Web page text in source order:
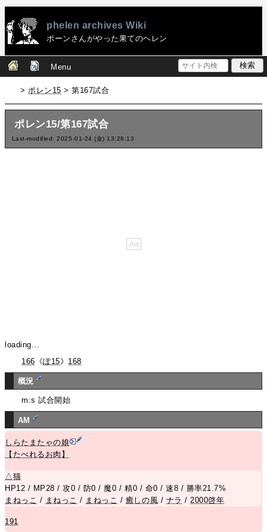
phelen archives Wiki
ポーンさんがやった果てのヘレン
Menu
>ポレン15 > 第167試合
ポレン15/第167試合
Last-modified: 2025-01-24 (金) 13:28:13
loading...
166 《ぽ15》 168
概況
m:s 試合開始
AM
しらたまたゃの娘
【たべれるお肉】
△ 猫
HP12 / MP28 / 攻0 / 防0 / 魔0 / 精0 / 命0 / 速8 / 勝率21.7%
まねっこ / まねっこ / まねっこ / 癒しの風 / ナラ / 2000啓年
191